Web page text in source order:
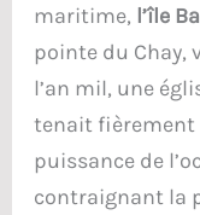
maritime, l’île
pointe du Chay,
l’an mil, une
tenait fièrement
puissance de
contraignant la